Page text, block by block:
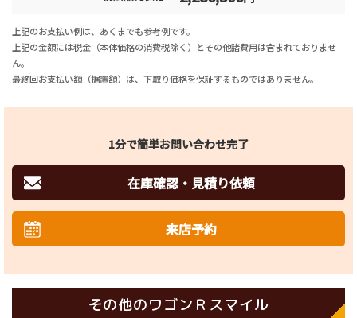
上記のお支払い例は、あくまでも参考例です。
上記の金額には税金（本体価格の消費税除く）とその他諸費用は含まれておりませ
ん。
最終回お支払い額（据置額）は、下取り価格を保証するものではありません。
1分で簡単お問い合わせ完了
在庫確認・見積り依頼
来店予約
その他のワゴンＲスマイル